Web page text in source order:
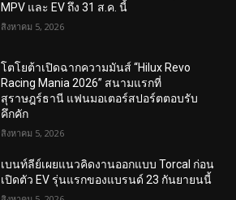
MPV และ EV ถึง 31 ส.ค. นี้
สิงหาคม 5, 2026
โตโยต้าเปิดฉากความมันส์ “Hilux Revo
Racing Mania 2026” สนามแรกที่
สุราษฎร์ธานี แฟนมอเตอร์สปอร์ตตอบรับ
คึกคัก
สิงหาคม 5, 2026
เบนท์ลีย์เผยแนวคิดงานออกแบบ Torcal ก่อน
เปิดตัว EV รุ่นแรกของแบรนด์ 23 กันยายนนี้